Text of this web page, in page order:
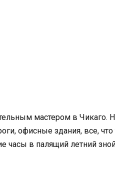
мастером в
офисные здания, все,
часы в палящий летний